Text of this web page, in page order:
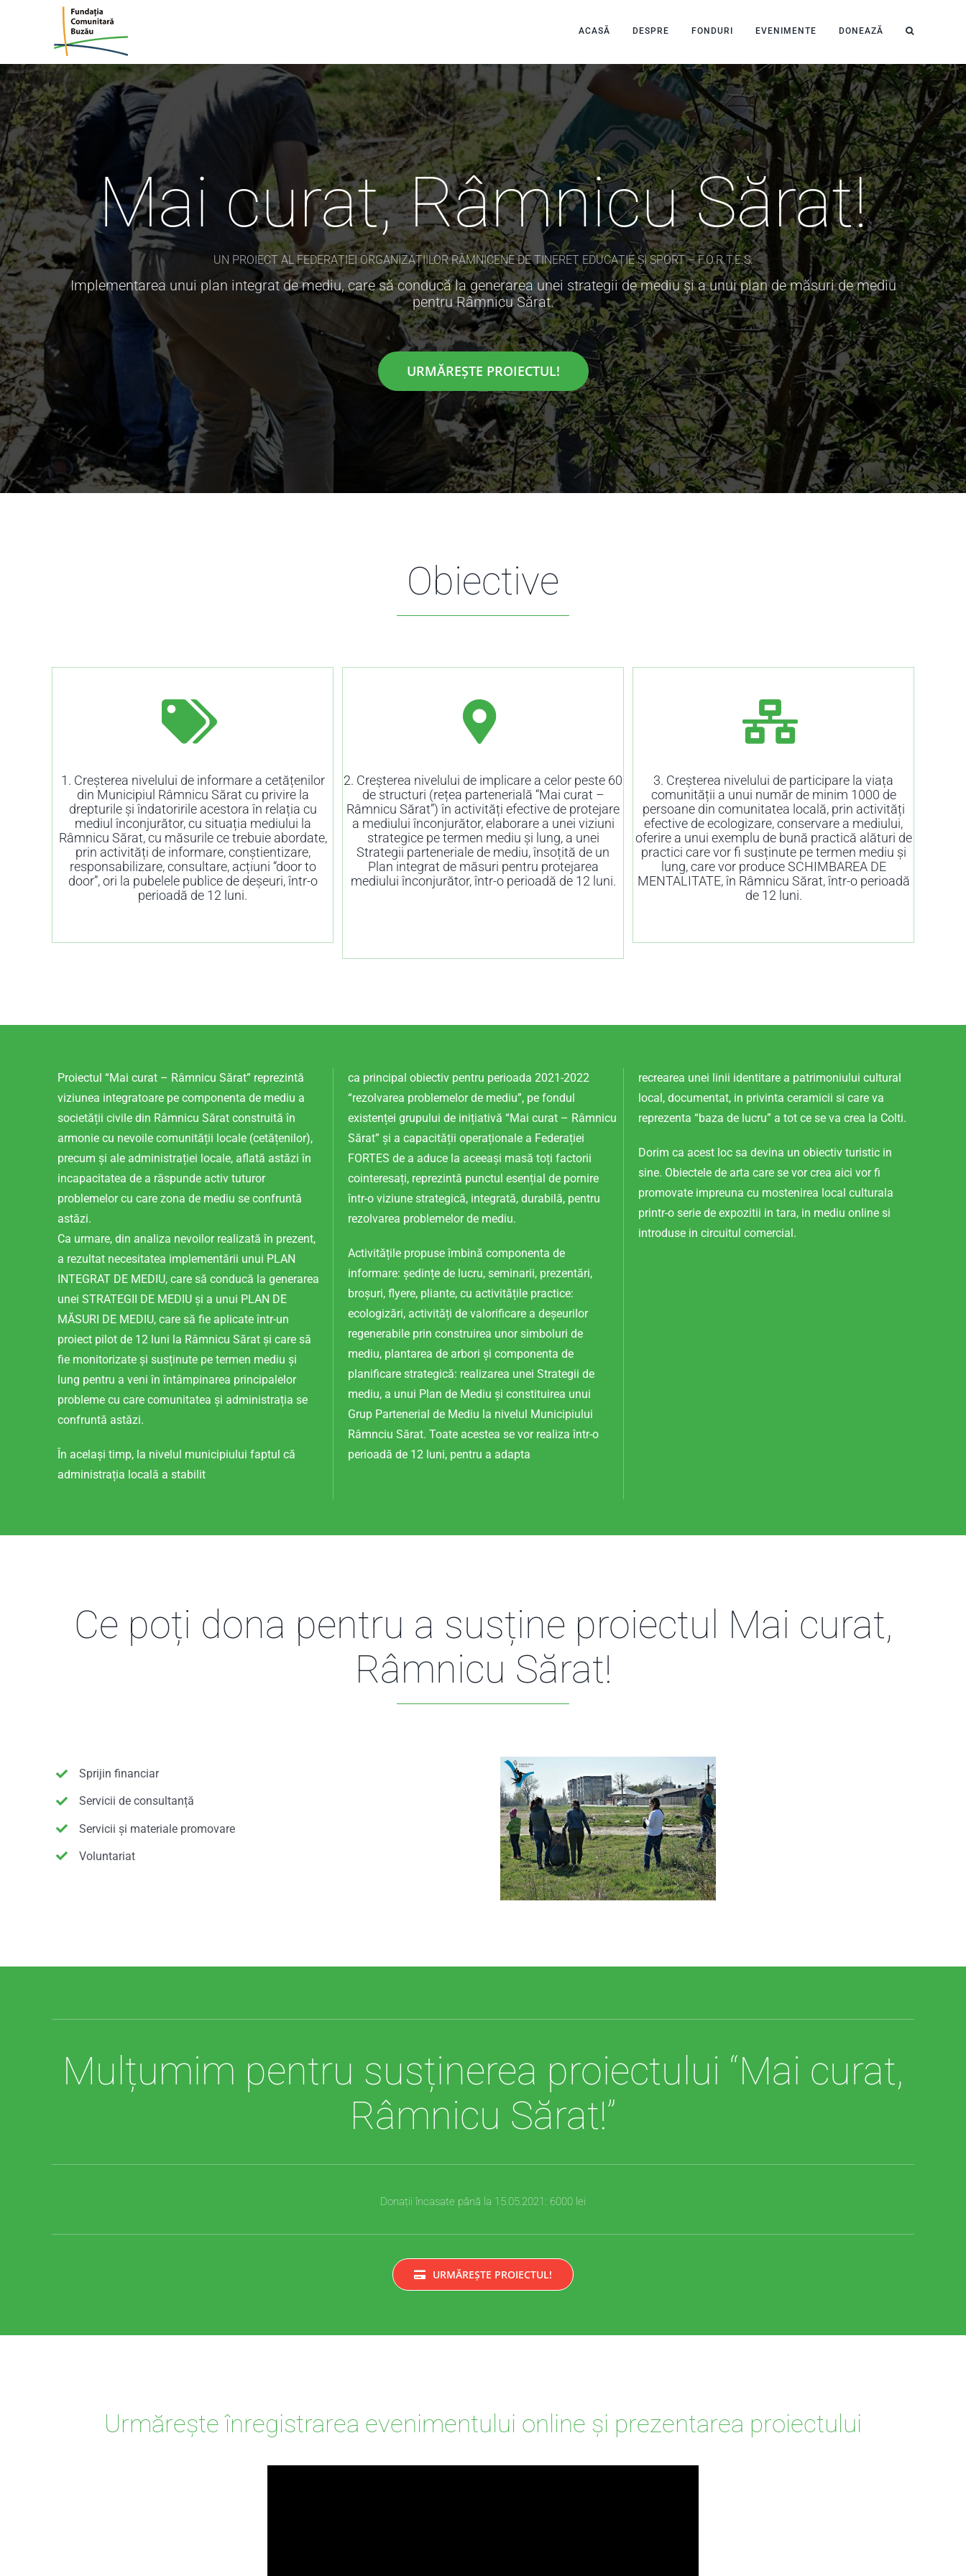
ACASĂ DESPRE FONDURI EVENIMENTE DONEAZĂ
Mai curat, Râmnicu Sărat!
UN PROIECT AL FEDERAȚIEI ORGANIZAȚIILOR RÂMNICENE DE TINERET EDUCAȚIE ȘI SPORT – F.O.R.T.E.S.
Implementarea unui plan integrat de mediu, care să conducă la generarea unei strategii de mediu și a unui plan de măsuri de mediu
pentru Râmnicu Sărat.
URMĂREȘTE PROIECTUL!
Obiective
1. Creșterea nivelului de informare a cetățenilor
din Municipiul Râmnicu Sărat cu privire la
drepturile și îndatoririle acestora în relația cu
mediul înconjurător, cu situația mediului la
Râmnicu Sărat, cu măsurile ce trebuie abordate,
prin activități de informare, conștientizare,
responsabilizare, consultare, acțiuni “door to
door”, ori la pubelele publice de deșeuri, într-o
perioadă de 12 luni.
2. Creșterea nivelului de implicare a celor peste 60
de structuri (rețea partenerială “Mai curat –
Râmnicu Sărat”) în activități efective de protejare
a mediului înconjurător, elaborare a unei viziuni
strategice pe termen mediu și lung, a unei
Strategii parteneriale de mediu, însoțită de un
Plan integrat de măsuri pentru protejarea
mediului înconjurător, într-o perioadă de 12 luni.
3. Creșterea nivelului de participare la viața
comunității a unui număr de minim 1000 de
persoane din comunitatea locală, prin activități
efective de ecologizare, conservare a mediului,
oferire a unui exemplu de bună practică alături de
practici care vor fi susținute pe termen mediu și
lung, care vor produce SCHIMBAREA DE
MENTALITATE, în Râmnicu Sărat, într-o perioadă
de 12 luni.
Proiectul “Mai curat – Râmnicu Sărat” reprezintă
viziunea integratoare pe componenta de mediu a
societății civile din Râmnicu Sărat construită în
armonie cu nevoile comunității locale (cetățenilor),
precum și ale administrației locale, aflată astăzi în
incapacitatea de a răspunde activ tuturor
problemelor cu care zona de mediu se confruntă
astăzi.
Ca urmare, din analiza nevoilor realizată în prezent,
a rezultat necesitatea implementării unui PLAN
INTEGRAT DE MEDIU, care să conducă la generarea
unei STRATEGII DE MEDIU și a unui PLAN DE
MĂSURI DE MEDIU, care să fie aplicate într-un
proiect pilot de 12 luni la Râmnicu Sărat și care să
fie monitorizate și susținute pe termen mediu și
lung pentru a veni în întâmpinarea principalelor
probleme cu care comunitatea și administrația se
confruntă astăzi.
În același timp, la nivelul municipiului faptul că
administrația locală a stabilit
ca principal obiectiv pentru perioada 2021-2022
“rezolvarea problemelor de mediu”, pe fondul
existenței grupului de inițiativă “Mai curat – Râmnicu
Sărat” și a capacității operaționale a Federației
FORTES de a aduce la aceeași masă toți factorii
cointeresați, reprezintă punctul esențial de pornire
într-o viziune strategică, integrată, durabilă, pentru
rezolvarea problemelor de mediu.
Activitățile propuse îmbină componenta de
informare: ședințe de lucru, seminarii, prezentări,
broșuri, flyere, pliante, cu activitățile practice:
ecologizări, activități de valorificare a deșeurilor
regenerabile prin construirea unor simboluri de
mediu, plantarea de arbori și componenta de
planificare strategică: realizarea unei Strategii de
mediu, a unui Plan de Mediu și constituirea unui
Grup Partenerial de Mediu la nivelul Municipiului
Râmnciu Sărat. Toate acestea se vor realiza într-o
perioadă de 12 luni, pentru a adapta
recrearea unei linii identitare a patrimoniului cultural
local, documentat, in privinta ceramicii si care va
reprezenta “baza de lucru” a tot ce se va crea la Colti.
Dorim ca acest loc sa devina un obiectiv turistic in
sine. Obiectele de arta care se vor crea aici vor fi
promovate impreuna cu mostenirea local culturala
printr-o serie de expozitii in tara, in mediu online si
introduse in circuitul comercial.
Ce poți dona pentru a susține proiectul Mai curat,
Râmnicu Sărat!
Sprijin financiar
Servicii de consultanță
Servicii și materiale promovare
Voluntariat
Mulțumim pentru susținerea proiectului “Mai curat,
Râmnicu Sărat!”
Donații încasate până la 15.05.2021: 6000 lei
URMĂREȘTE PROIECTUL!
Urmărește înregistrarea evenimentului online și prezentarea proiectului